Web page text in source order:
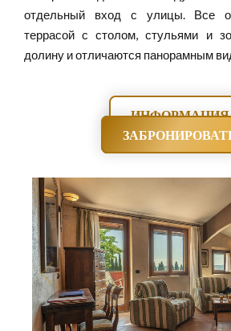
отдельный вход с улицы. Все
террасой с столом, стульями и
долину и отличаются панорамным
ИНФОРМАЦИЯ